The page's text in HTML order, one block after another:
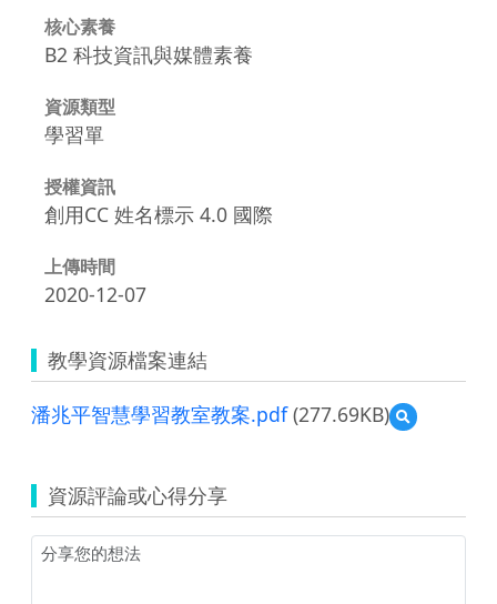
核心素養
B2 科技資訊與媒體素養
資源類型
學習單
授權資訊
創用CC 姓名標示 4.0 國際
上傳時間
2020-12-07
教學資源檔案連結
潘兆平智慧學習教室教案.pdf(277.69KB)
預
覽
智
慧
資源評論或心得分享